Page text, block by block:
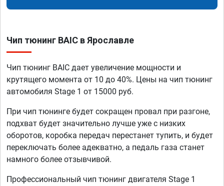
Чип тюнинг BAIC в Ярославле
Чип тюнинг BAIC дает увеличение мощности и
крутящего момента от 10 до 40%. Цены на чип тюнинг
автомобиля Stage 1 от 15000 руб.
При чип тюнинге будет сокращен провал при разгоне,
подхват будет значительно лучше уже с низких
оборотов, коробка передач перестанет тупить, и будет
переключать более адекватно, а педаль газа станет
намного более отзывчивой.
Профессиональный чип тюнинг двигателя Stage 1